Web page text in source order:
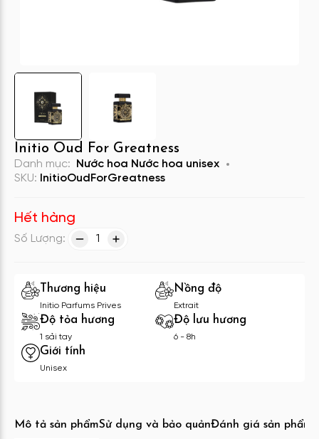
Initio Oud For Greatness
Danh mục: Nước hoa Nước hoa unisex
SKU: InitioOudForGreatness
Hết hàng
Số Lượng: 1
Thương hiệu
Initio Parfums Prives
Nồng độ
Extrait
Độ tỏa hương
1 sải tay
Độ lưu hương
6 - 8h
Giới tính
Unisex
Mô tả sản phẩmSử dụng và bảo quảnĐánh giá sản phẩm